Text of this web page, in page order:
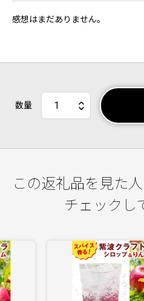
感想はまだありません。
数量
この返礼品を見た
チェックし